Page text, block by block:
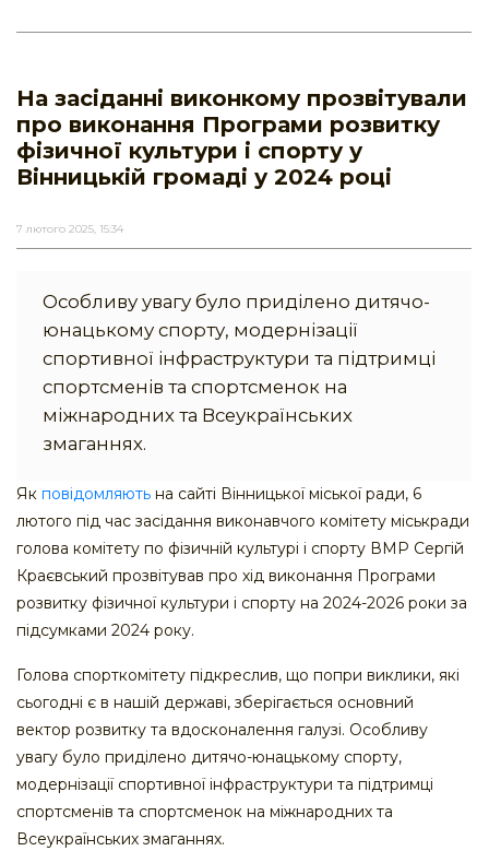
На засіданні виконкому прозвітували
про виконання Програми розвитку
фізичної культури і спорту у
Вінницькій громаді у 2024 році
7 лютого 2025, 15:34
Особливу увагу було приділено дитячо-
юнацькому спорту, модернізації
спортивної інфраструктури та підтримці
спортсменів та спортсменок на
міжнародних та Всеукраїнських
змаганнях.
Як повідомляють на сайті Вінницької міської ради, 6
лютого під час засідання виконавчого комітету міськради
голова комітету по фізичній культурі і спорту ВМР Сергій
Краєвський прозвітував про хід виконання Програми
розвитку фізичної культури і спорту на 2024-2026 роки за
підсумками 2024 року.
Голова спорткомітету підкреслив, що попри виклики, які
сьогодні є в нашій державі, зберігається основний
вектор розвитку та вдосконалення галузі. Особливу
увагу було приділено дитячо-юнацькому спорту,
модернізації спортивної інфраструктури та підтримці
спортсменів та спортсменок на міжнародних та
Всеукраїнських змаганнях.